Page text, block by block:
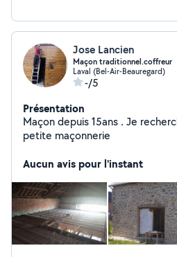
Jose Lancien
Maçon traditionnel.coffreur
Laval (Bel-Air-Beauregard)
-/5
Présentation
Maçon depuis 15ans . Je
petite maçonnerie
Aucun avis pour l'instant